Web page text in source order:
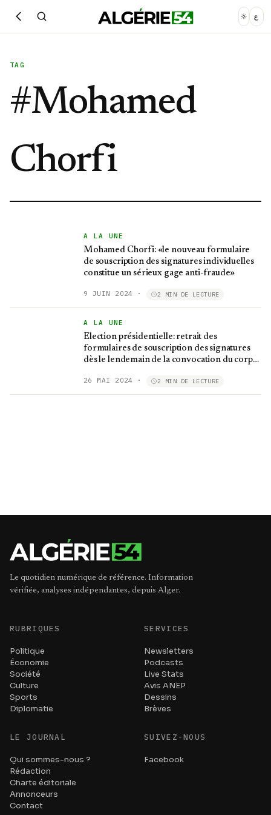
ع
TAG
#Mohamed
Chorfi
A LA UNE
Mohamed Chorfi: «le nouveau formulaire
de souscription des signatures individuelles
constitue un sérieux gage anti-fraude»
9 JUIN 2024 · 2 MIN DE LECTURE
A LA UNE
Election présidentielle: retrait des
formulaires de souscription des signatures
dès le lendemain de la convocation du corps
26 MAI 2024 · 2 MIN DE LECTURE
Le quotidien numérique de référence. Information
vérifiée, analyses indépendantes, depuis Alger.
RUBRIQUES
Politique
Économie
Société
Culture
Sports
Diplomatie
SERVICES
Newsletters
Podcasts
Live Stats
Avis ANEP
Dessins
Brèves
LE JOURNAL
Qui sommes-nous ?
Rédaction
Charte éditoriale
Annonceurs
Contact
SUIVEZ-NOUS
Facebook